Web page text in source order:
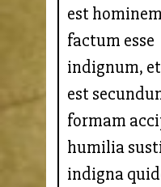
est hominem
factum esse
indignum,
est
formam
humilia
indigna